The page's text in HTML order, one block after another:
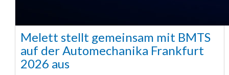
Melett stellt gemeinsam mit BMTS
auf der Automechanika Frankfurt
2026 aus